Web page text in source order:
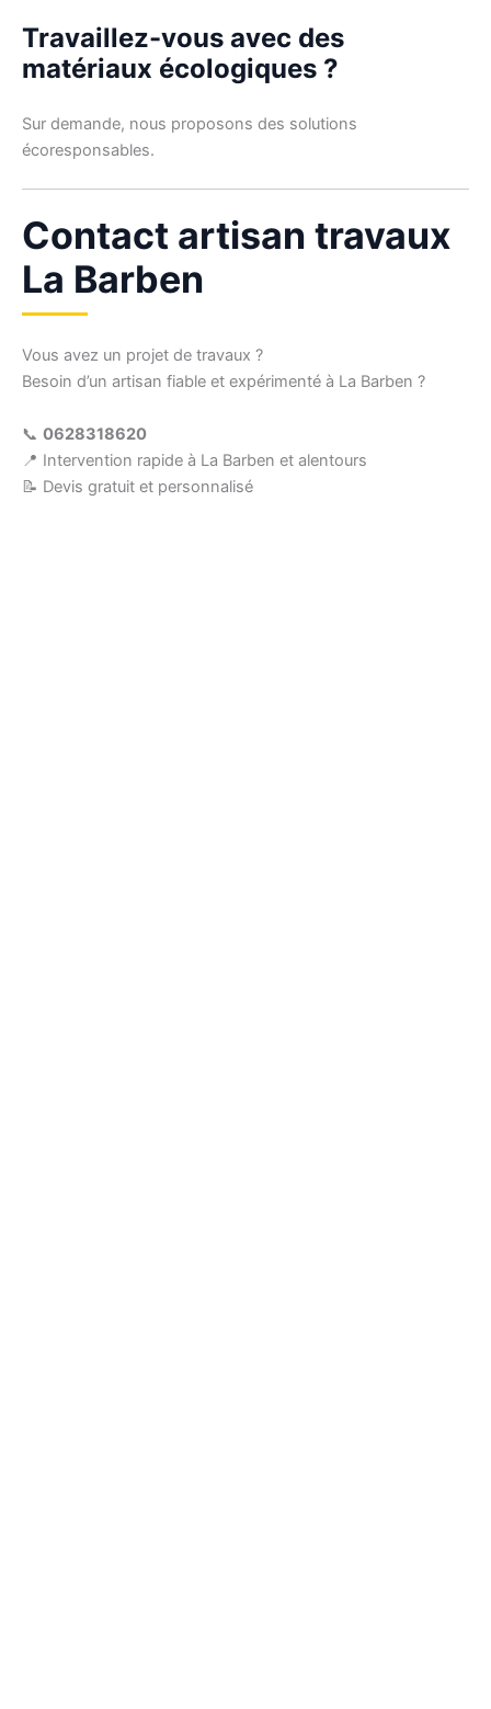
Travaillez-vous avec des
matériaux écologiques ?
Sur demande, nous proposons des solutions
écoresponsables.
Contact artisan travaux
La Barben
Vous avez un projet de travaux ?
Besoin d’un artisan fiable et expérimenté à La Barben ?
📞 0628318620
📍 Intervention rapide à La Barben et alentours
📝 Devis gratuit et personnalisé